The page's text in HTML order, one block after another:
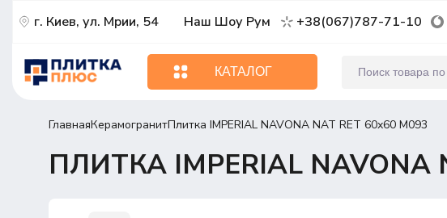
г. Киев, ул. Мрии, 54 Наш Шоу Рум +38(067)787-71-10
КАТАЛОГ
ГлавнаяКерамогранитПлитка IMPERIAL NAVONA NAT RET 60х60 M093
ПЛИТКА IMPERIAL NAVONA